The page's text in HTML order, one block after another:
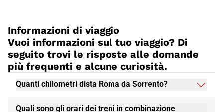
cucina e ospitalità. Che tu stia pianificando un weekend
romantico o una vacanza in famiglia, questa città ha qualcosa
da offrire a tutti. Non perdere l'opportunità di visitare
Roma
prenota subito il tuo viaggio in treno Italo, per un'esperienza di
viaggio piacevole e conveniente.
Informazioni di viaggio
Vuoi informazioni sul tuo viaggio? Di
seguito trovi le risposte alle domande
più frequenti e alcune curiosità.
Quanti chilometri dista Roma da Sorrento?
Quali sono gli orari dei treni in combinazione